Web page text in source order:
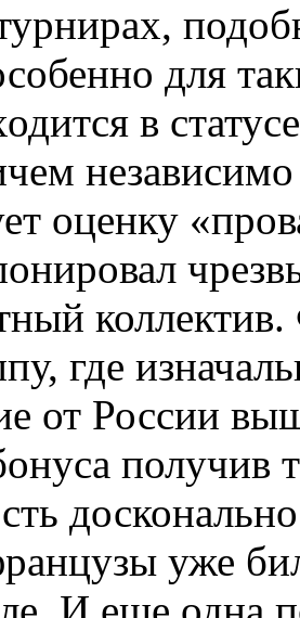
для
в
оценку
где
от России
уже